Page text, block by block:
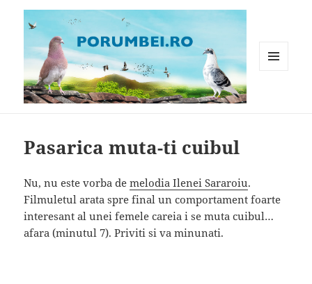
Pasarica muta-ti cuibul
Nu, nu este vorba demelodia Ilenei Sararoiu.
Filmuletul arata spre final un comportament foarte
interesant al unei femele careia i se muta cuibul…
afara (minutul 7). Priviti si va minunati.